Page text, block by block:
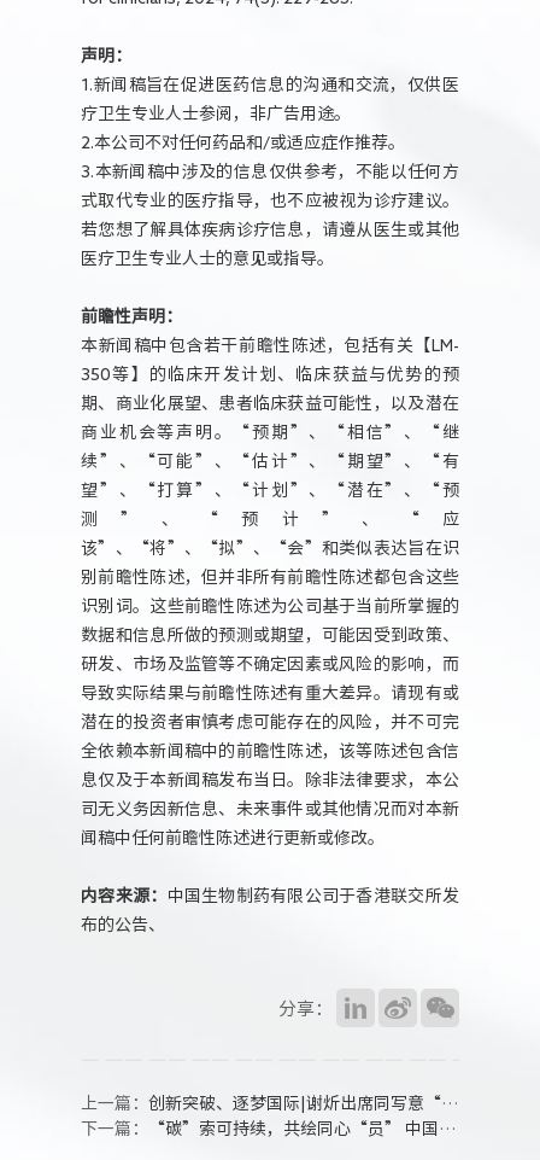
声明：
1.新闻稿旨在促进医药信息的沟通和交流，仅供医
疗卫生专业人士参阅，非广告用途。
2.本公司不对任何药品和/或适应症作推荐。
3.本新闻稿中涉及的信息仅供参考，不能以任何方
式取代专业的医疗指导，也不应被视为诊疗建议。
若您想了解具体疾病诊疗信息，请遵从医生或其他
医疗卫生专业人士的意见或指导。
前瞻性声明：
本新闻稿中包含若干前瞻性陈述，包括有关【LM-
350等】的临床开发计划、临床获益与优势的预
期、商业化展望、患者临床获益可能性，以及潜在
商业机会等声明。“预期”、“相信”、“继
续”、“可能”、“估计”、“期望”、“有
望”、“打算”、“计划”、“潜在”、“预
测”、“预计”、“应
该”、“将”、“拟”、“会”和类似表达旨在识
别前瞻性陈述，但并非所有前瞻性陈述都包含这些
识别词。这些前瞻性陈述为公司基于当前所掌握的
数据和信息所做的预测或期望，可能因受到政策、
研发、市场及监管等不确定因素或风险的影响，而
导致实际结果与前瞻性陈述有重大差异。请现有或
潜在的投资者审慎考虑可能存在的风险，并不可完
全依赖本新闻稿中的前瞻性陈述，该等陈述包含信
息仅及于本新闻稿发布当日。除非法律要求，本公
司无义务因新信息、未来事件或其他情况而对本新
闻稿中任何前瞻性陈述进行更新或修改。
内容来源：
中国生物制药有限公司于香港联交所发
布的公告、
分享：
上一篇：创新突破、逐梦国际|谢炘出席同写意“中国新药未来之路”大会
下一篇：
“碳”索可持续，共绘同心“员” 中国生物制药第二届ESG Day绿色启航